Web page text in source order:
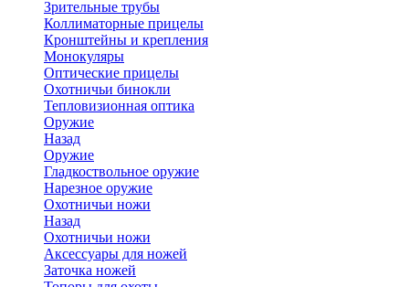
Зрительные трубы
Коллиматорные прицелы
Кронштейны и крепления
Монокуляры
Оптические прицелы
Охотничьи бинокли
Тепловизионная оптика
Оружие
Назад
Оружие
Гладкоствольное оружие
Нарезное оружие
Охотничьи ножи
Назад
Охотничьи ножи
Аксессуары для ножей
Заточка ножей